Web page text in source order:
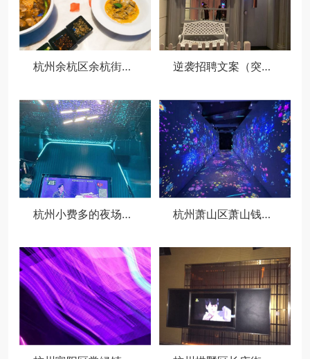
杭州余杭区余杭街道附近夜场招聘商务接待,还有哪些职位 逆袭招聘文案（突破传统：创新招聘策略大揭秘）
杭州小费多的夜场招聘女招待,有身高要求吗？ 杭州萧山区萧山钱江世纪城附近酒吧招聘包厢陪唱,用什么招聘平台好